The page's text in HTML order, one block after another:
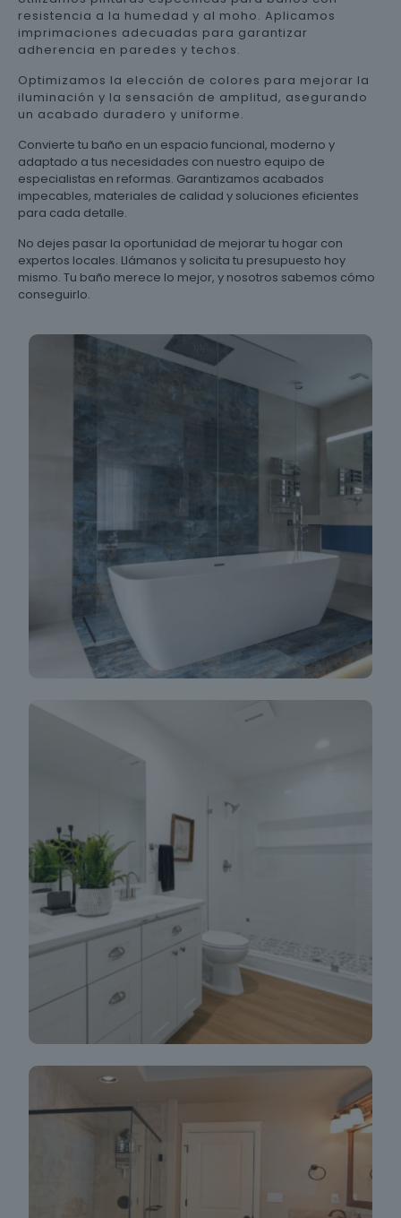
resistencia a la humedad y al moho. Aplicamos
imprimaciones adecuadas para garantizar
adherencia en paredes y techos.
Optimizamos la elección de colores para mejorar la
iluminación y la sensación de amplitud, asegurando
un acabado duradero y uniforme.
Convierte tu baño en un espacio funcional, moderno y
adaptado a tus necesidades con nuestro equipo de
especialistas en reformas. Garantizamos acabados
impecables, materiales de calidad y soluciones eficientes
para cada detalle.
No dejes pasar la oportunidad de mejorar tu hogar con
expertos locales. Llámanos y solicita tu presupuesto hoy
mismo. Tu baño merece lo mejor, y nosotros sabemos cómo
conseguirlo.